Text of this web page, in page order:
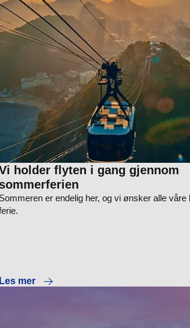
holder flyten i gang gjennom
sommerferien
Sommeren er endelig her, og vi ønsker alle våre
Les mer